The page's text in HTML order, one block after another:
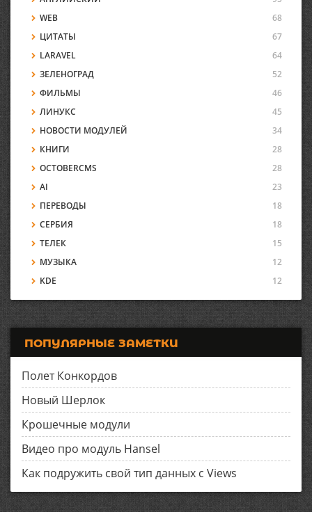
WEB
68
ЦИТАТЫ
67
LARAVEL
64
ЗЕЛЕНОГРАД
52
ФИЛЬМЫ
46
ЛИНУКС
45
НОВОСТИ МОДУЛЕЙ
34
КНИГИ
28
OCTOBERCMS
28
AI
23
ПЕРЕВОДЫ
18
СЕРБИЯ
18
ТЕЛЕК
15
МУЗЫКА
12
KDE
12
ПОПУЛЯРНЫЕ ЗАМЕТКИ
Полет Конкордов
Новый Шерлок
Крошечные модули
Видео про модуль Hansel
Как подружить свой тип данных с Views